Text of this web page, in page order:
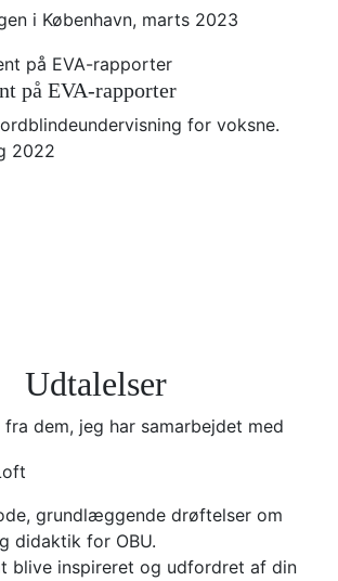
i København, marts 2023
på EVA-rapporter
for voksne.
2022
Udtalelser
dem, jeg har samarbejdet med
grundlæggende drøftelser om
didaktik for OBU.
blive inspireret og udfordret af din